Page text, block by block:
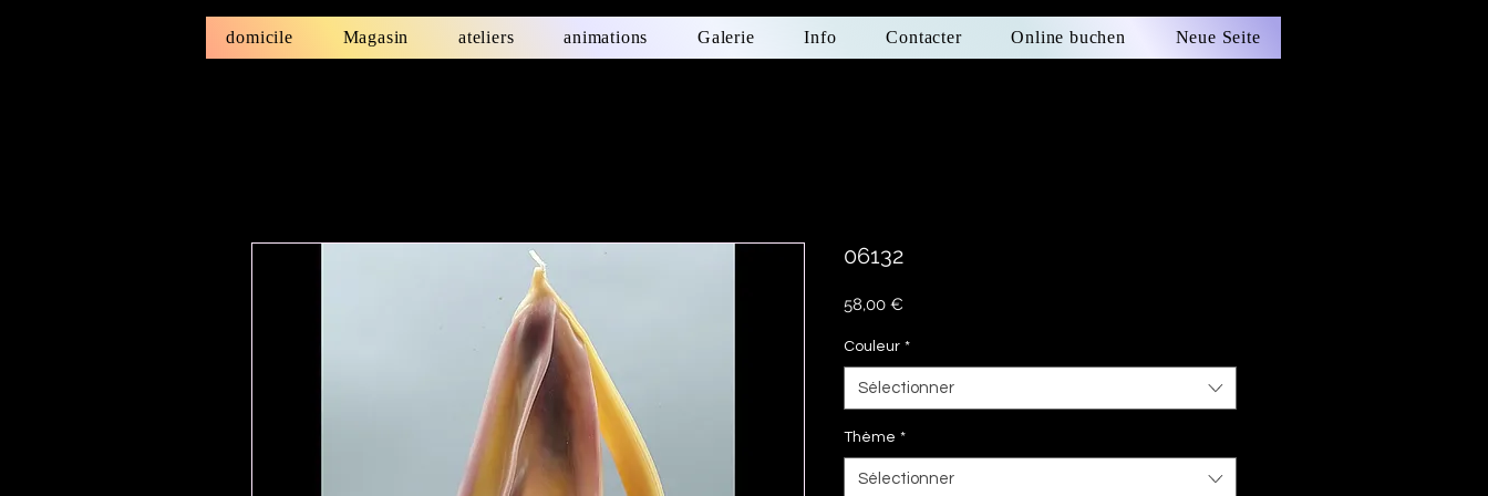
domicile Magasin ateliers animations Galerie Info Contacter Online buchen Neue Seite
06132
58,00 €
Couleur *
Sélectionner
Thème *
Sélectionner